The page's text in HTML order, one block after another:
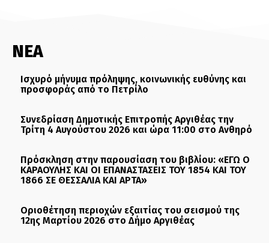
ΝΕΑ
Ισχυρό μήνυμα πρόληψης, κοινωνικής ευθύνης και
προσφοράς από το Πετρίλο
Συνεδρίαση Δημοτικής Επιτροπής Αργιθέας την
Τρίτη 4 Αυγούστου 2026 και ώρα 11:00 στο Ανθηρό
Πρόσκληση στην παρουσίαση του βιβλίου: «ΕΓΩ Ο
ΚΑΡΑΟΥΛΗΣ ΚΑΙ ΟΙ ΕΠΑΝΑΣΤΑΣΕΙΣ ΤΟΥ 1854 ΚΑΙ ΤΟΥ
1866 ΣΕ ΘΕΣΣΑΛΙΑ ΚΑΙ ΑΡΤΑ»
Οριοθέτηση περιοχών εξαιτίας του σεισμού της
12ης Μαρτίου 2026 στο Δήμο Αργιθέας